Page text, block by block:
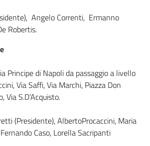
Angelo Correnti, Ermanno
Robertis.
Principe di Napoli da passaggio a livello
Via Saffi, Via Marchi, Piazza Don
Via S.D’Acquisto.
(Presidente), AlbertoProcaccini, Maria
Caso, Lorella Sacripanti